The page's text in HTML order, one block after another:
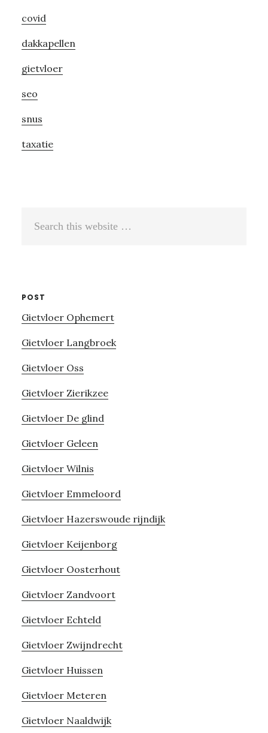
covid
dakkapellen
gietvloer
seo
snus
taxatie
POST
Gietvloer Ophemert
Gietvloer Langbroek
Gietvloer Oss
Gietvloer Zierikzee
Gietvloer De glind
Gietvloer Geleen
Gietvloer Wilnis
Gietvloer Emmeloord
Gietvloer Hazerswoude rijndijk
Gietvloer Keijenborg
Gietvloer Oosterhout
Gietvloer Zandvoort
Gietvloer Echteld
Gietvloer Zwijndrecht
Gietvloer Huissen
Gietvloer Meteren
Gietvloer Naaldwijk